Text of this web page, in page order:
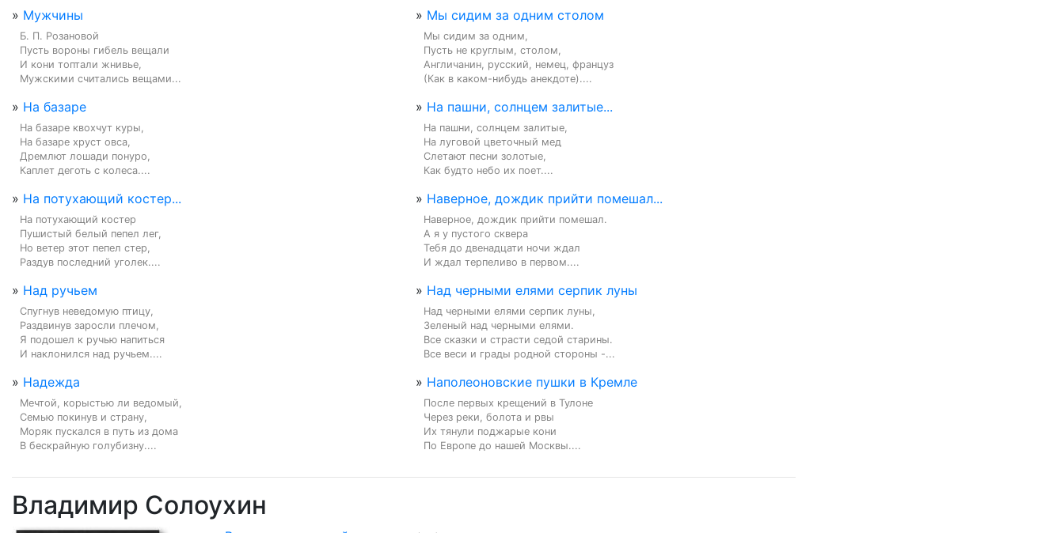
» Мужчины
Б. П. Розановой
Пусть вороны гибель вещали
И кони топтали жнивье,
Мужскими считались вещами...
» Мы сидим за одним столом
Мы сидим за одним,
Пусть не круглым, столом,
Англичанин, русский, немец, француз
(Как в каком-нибудь анекдоте)....
» На базаре
На базаре квохчут куры,
На базаре хруст овса,
Дремлют лошади понуро,
Каплет деготь с колеса....
» На пашни, солнцем залитые...
На пашни, солнцем залитые,
На луговой цветочный мед
Слетают песни золотые,
Как будто небо их поет....
» На потухающий костер...
На потухающий костер
Пушистый белый пепел лег,
Но ветер этот пепел стер,
Раздув последний уголек....
» Наверное, дождик прийти помешал...
Наверное, дождик прийти помешал.
А я у пустого сквера
Тебя до двенадцати ночи ждал
И ждал терпеливо в первом....
» Над ручьем
Спугнув неведомую птицу,
Раздвинув заросли плечом,
Я подошел к ручью напиться
И наклонился над ручьем....
» Над черными елями серпик луны
Над черными елями серпик луны,
Зеленый над черными елями.
Все сказки и страсти седой старины.
Все веси и грады родной стороны -...
» Надежда
Мечтой, корыстью ли ведомый,
Семью покинув и страну,
Моряк пускался в путь из дома
В бескрайную голубизну....
» Наполеоновские пушки в Кремле
После первых крещений в Тулоне
Через реки, болота и рвы
Их тянули поджарые кони
По Европе до нашей Москвы....
Владимир Солоухин